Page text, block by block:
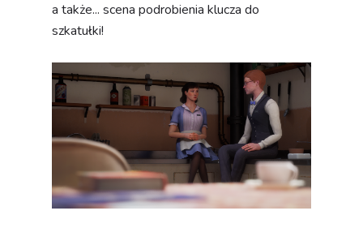
a także... scena podrobienia klucza do
szkatułki!